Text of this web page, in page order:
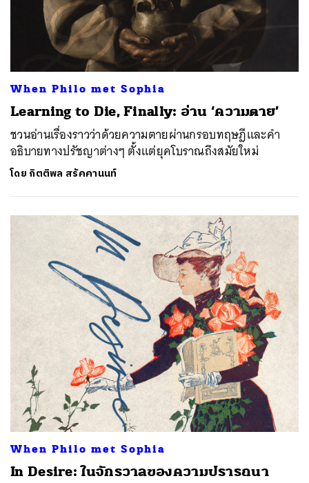
When Philo met Sophia
Learning to Die, Finally: อ่าน ‘ความตาย’
ชวนอ่านเรื่องราวว่าด้วยความตายผ่านกรอบทฤษฎีและคำ
อธิบายทางปรัชญาต่างๆ ตั้งแต่ยุคโบราณถึงสมัยใหม่
โดย กิตติพล สรัคคานนท์
When Philo met Sophia
In Desire: ในจักรวาลของความปรารถนา